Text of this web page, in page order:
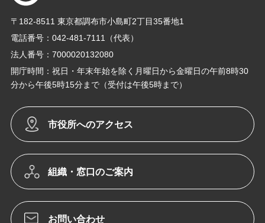
〒182-8511 東京都調布市小島町2丁目35番地1
電話番号：042-481-7111（代表）
法人番号：7000020132080
開庁時間：祝日・年末年始を除く月曜日から金曜日の午前8時30
分から午後5時15分まで（受付は午後5時まで）
市役所へのアクセス
組織・窓口のご案内
お問い合わせ